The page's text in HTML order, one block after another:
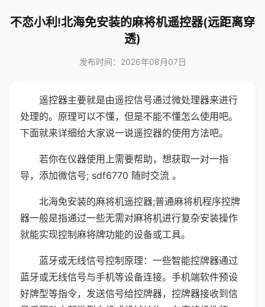
不恋小利!北海免安装的麻将机遥控器(远距离穿
透)
发布时间：2026年08月07日
遥控器主要就是由遥控信号通过微处理器来进行
处理的。原理可以不懂，但是不能不懂怎么使用吧。
下面就来详细给大家说一说遥控器的使用方法吧。
若你在仪器使用上需要帮助，想获取一对一指
导，添加微信号; sdf6770 随时交流 。
北海免安装的麻将机遥控器;普通麻将机程序控牌
器一般是指通过一些无需对麻将机进行复杂安装操作
就能实现控制麻将牌功能的设备或工具。
蓝牙或无线信号控制原理：一些智能控牌器通过
蓝牙或无线信号与手机等设备连接。手机端软件预设
好牌型等指令，发送信号给控牌器，控牌器接收到信